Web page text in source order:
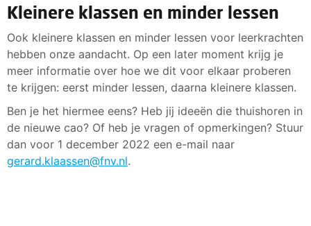
Kleinere klassen en minder lessen
Ook kleinere klassen en minder lessen voor leerkrachten
hebben onze aandacht. Op een later moment krijg je
meer informatie over hoe we dit voor elkaar proberen
te krijgen: eerst minder lessen, daarna kleinere klassen.
Ben je het hiermee eens? Heb jij ideeën die thuishoren in
de nieuwe cao? Of heb je vragen of opmerkingen? Stuur
dan voor 1 december 2022 een e-mail naar
gerard.klaassen@fnv.nl.